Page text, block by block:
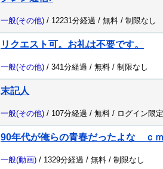
一般(その他) / 12231分経過 / 無料 / 制限なし
リクエスト可。お礼は不要です。
一般(その他) / 341分経過 / 無料 / 制限なし
末記人
一般(その他) / 107分経過 / 無料 / ログイン限定
90年代が俺らの青春だったよな ｃ
一般(動画) / 1329分経過 / 無料 / 制限なし